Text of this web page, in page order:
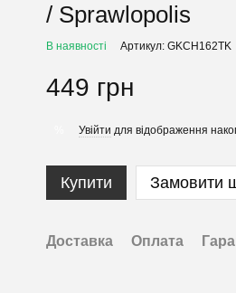
/ Sprawlopolis
В наявності Артикул: GKCH162TK
449 грн
Увійти для відображення
Купити Замовити
Доставка Оплата